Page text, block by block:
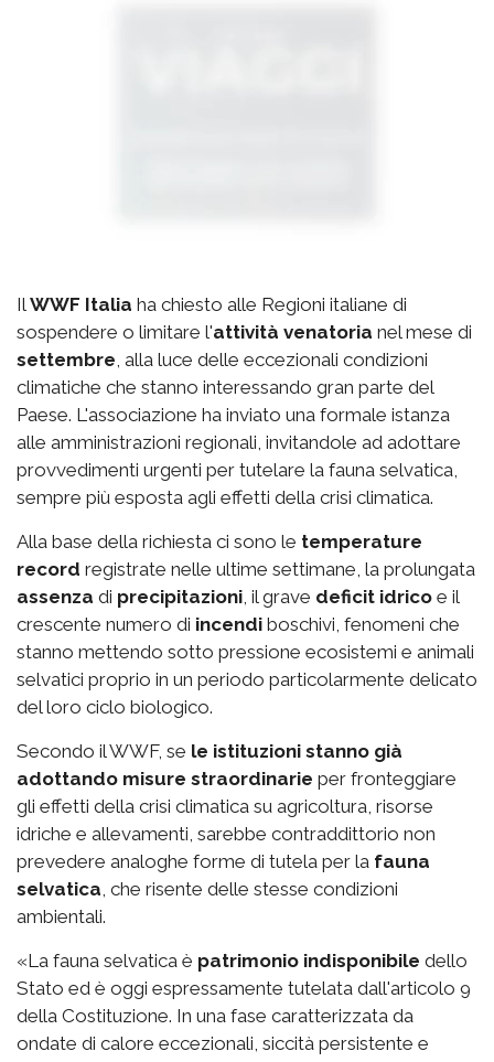
IlWWF Italia ha chiesto alle Regioni italiane di
sospendere o limitare l'attività venatoria nel mese di
settembre, alla luce delle eccezionali condizioni
climatiche che stanno interessando gran parte del
Paese. L'associazione ha inviato una formale istanza
alle amministrazioni regionali, invitandole ad adottare
provvedimenti urgenti per tutelare la fauna selvatica,
sempre più esposta agli effetti della crisi climatica.
Alla base della richiesta ci sono le temperature
record registrate nelle ultime settimane, la prolungata
assenza di precipitazioni, il grave deficit idrico e il
crescente numero di incendi boschivi, fenomeni che
stanno mettendo sotto pressione ecosistemi e animali
selvatici proprio in un periodo particolarmente delicato
del loro ciclo biologico.
Secondo il WWF, se le istituzioni stanno già
adottando misure straordinarie per fronteggiare
gli effetti della crisi climatica su agricoltura, risorse
idriche e allevamenti, sarebbe contraddittorio non
prevedere analoghe forme di tutela per la fauna
selvatica, che risente delle stesse condizioni
ambientali.
«La fauna selvatica è patrimonio indisponibile dello
Stato ed è oggi espressamente tutelata dall'articolo 9
della Costituzione. In una fase caratterizzata da
ondate di calore eccezionali, siccità persistente e